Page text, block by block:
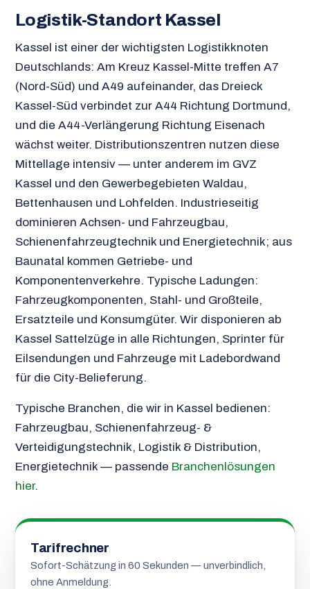
Logistik-Standort Kassel
Kassel ist einer der wichtigsten Logistikknoten
Deutschlands: Am Kreuz Kassel-Mitte treffen A7
(Nord-Süd) und A49 aufeinander, das Dreieck
Kassel-Süd verbindet zur A44 Richtung Dortmund,
und die A44-Verlängerung Richtung Eisenach
wächst weiter. Distributionszentren nutzen diese
Mittellage intensiv — unter anderem im GVZ
Kassel und den Gewerbegebieten Waldau,
Bettenhausen und Lohfelden. Industrieseitig
dominieren Achsen- und Fahrzeugbau,
Schienenfahrzeugtechnik und Energietechnik; aus
Baunatal kommen Getriebe- und
Komponentenverkehre. Typische Ladungen:
Fahrzeugkomponenten, Stahl- und Großteile,
Ersatzteile und Konsumgüter. Wir disponieren ab
Kassel Sattelzüge in alle Richtungen, Sprinter für
Eilsendungen und Fahrzeuge mit Ladebordwand
für die City-Belieferung.
Typische Branchen, die wir in Kassel bedienen:
Fahrzeugbau, Schienenfahrzeug- &
Verteidigungstechnik, Logistik & Distribution,
Energietechnik — passende Branchenlösungen
hier.
Tarifrechner
Sofort-Schätzung in 60 Sekunden — unverbindlich,
ohne Anmeldung.